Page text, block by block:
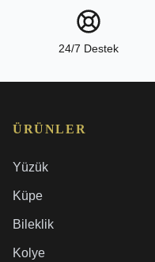
24/7 Destek
ÜRÜNLER
Yüzük
Küpe
Bileklik
Kolye